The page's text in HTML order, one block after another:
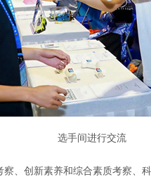
选手间进行交流
创新素养和综合素质考察、